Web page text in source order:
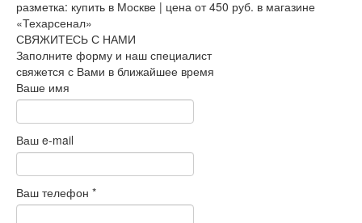
СВЯЖИТЕСЬ С НАМИ
Заполните форму и наш специалист
свяжется с Вами в ближайшее время
Ваше имя
Ваш e-mail
Ваш телефон *